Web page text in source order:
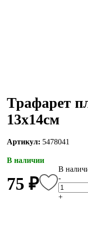
Трафарет
13х14см
Артикул: 5478041
В наличии
75 ₽
В
-
+